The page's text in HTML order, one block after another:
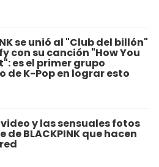
se unió al "Club del billón"
con su canción "How You
es el primer grupo
de K-Pop en lograr esto
video y las sensuales fotos
de BLACKPINK que hacen